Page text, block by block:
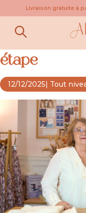
Livraison gratuite à
La toile du
étape
12/12/2025| Tout